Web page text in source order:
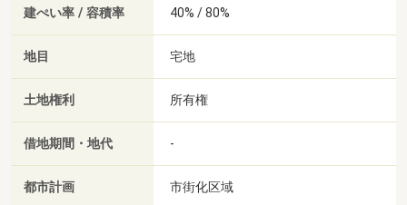
建ぺい率 / 容積率 40% / 80%
地目 宅地
土地権利 所有権
借地期間・地代 -
都市計画 市街化区域